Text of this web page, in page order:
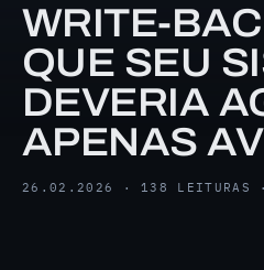
WRITE-
QUE SEU
DEVERIA
APENAS
26.02.2026 · 138 LEITURAS